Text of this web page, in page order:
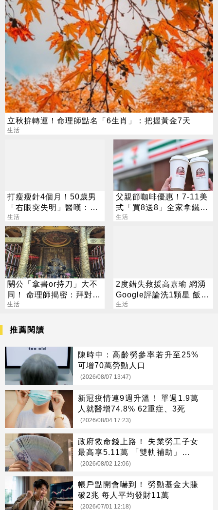
立秋拚轉運！命理師點名「6生肖」：把握黃金7天
生活
打瘦瘦針4個月！50歲男
「右眼突失明」醫嘆：無
法恢復
生活
父親節咖啡優惠！7-11美
式「買8送8」全家拿鐵2
杯85元
生活
關公「拿書or持刀」大不
同！ 命理師揭密：拜對大
加分、拜錯恐虧本
生活
2度錯失救援高嘉瑜 網湧
Google評論洗1顆星 飯店
回應了
生活
推薦閱讀
陳時中：高齡勞參率若升至25%
可增70萬勞動人口
(2026/08/07 13:47)
新冠疫情連9週升溫！ 單週1.9萬
人就醫增74.8% 62重症、3死
(2026/08/04 17:23)
政府救命錢上路！ 失業勞工子女
最高享5.11萬 「雙軌補助」一次
看懂
(2026/08/02 12:06)
帳戶點開會嚇到！ 勞動基金大賺
破2兆 每人平均發財11萬
(2026/07/01 12:18)